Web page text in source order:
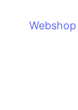
Webshop